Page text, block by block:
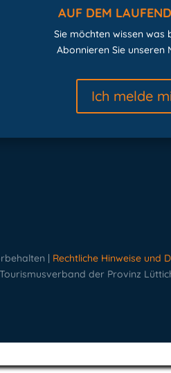
AUF DEM
Sie möchten wissen was
Abonnieren Sie unseren
Ich melde
| Rechtliche Hinweise und
der Provinz